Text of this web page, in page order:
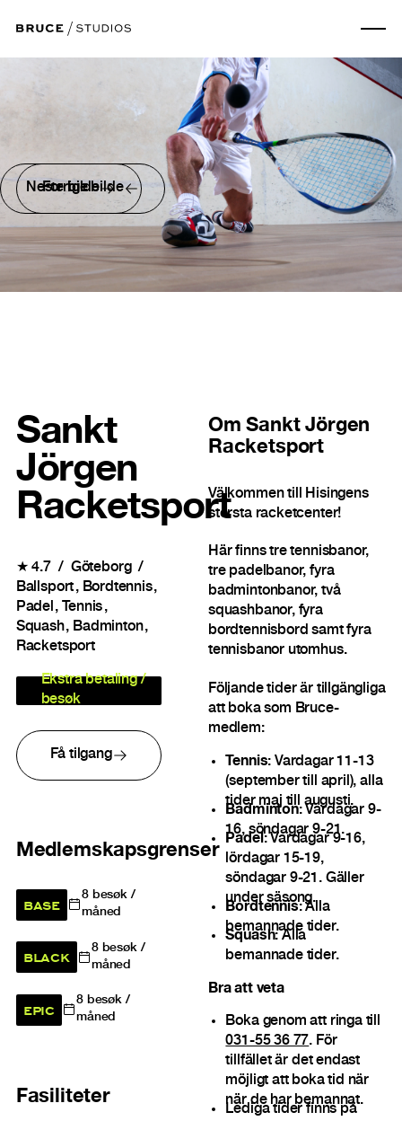
Forrige bilde
Neste bilde
Sankt
Jörgen
Racketsport
★4.7
Göteborg
Ballsport
Bordtennis
Padel
Tennis
Squash
Badminton
Racketsport
Ekstra betaling /
besøk
Få tilgang
Medlemskapsgrenser
BASE 8besøk /
måned
BLACK 8besøk /
måned
EPIC 8besøk /
måned
Fasiliteter
OmSankt Jörgen
Racketsport
Välkommen till Hisingens
största racketcenter!
Här finns tre tennisbanor,
tre padelbanor, fyra
badmintonbanor, två
squashbanor, fyra
bordtennisbord samt fyra
tennisbanor utomhus.
Följande tider är tillgängliga
att boka som Bruce-
medlem:
Tennis: Vardagar 11-13
(september till april), alla
tider maj till augusti.
Badminton: Vardagar 9-
16, söndagar 9-21.
Padel: Vardagar 9-16,
lördagar 15-19,
söndagar 9-21. Gäller
under säsong.
Bordtennis: Alla
bemannade tider.
Squash: Alla
bemannade tider.
Bra att veta
Boka genom att ringa till
031-55 36 77. För
tillfället är det endast
möjligt att boka tid när
när de har bemannat.
Lediga tider finns på